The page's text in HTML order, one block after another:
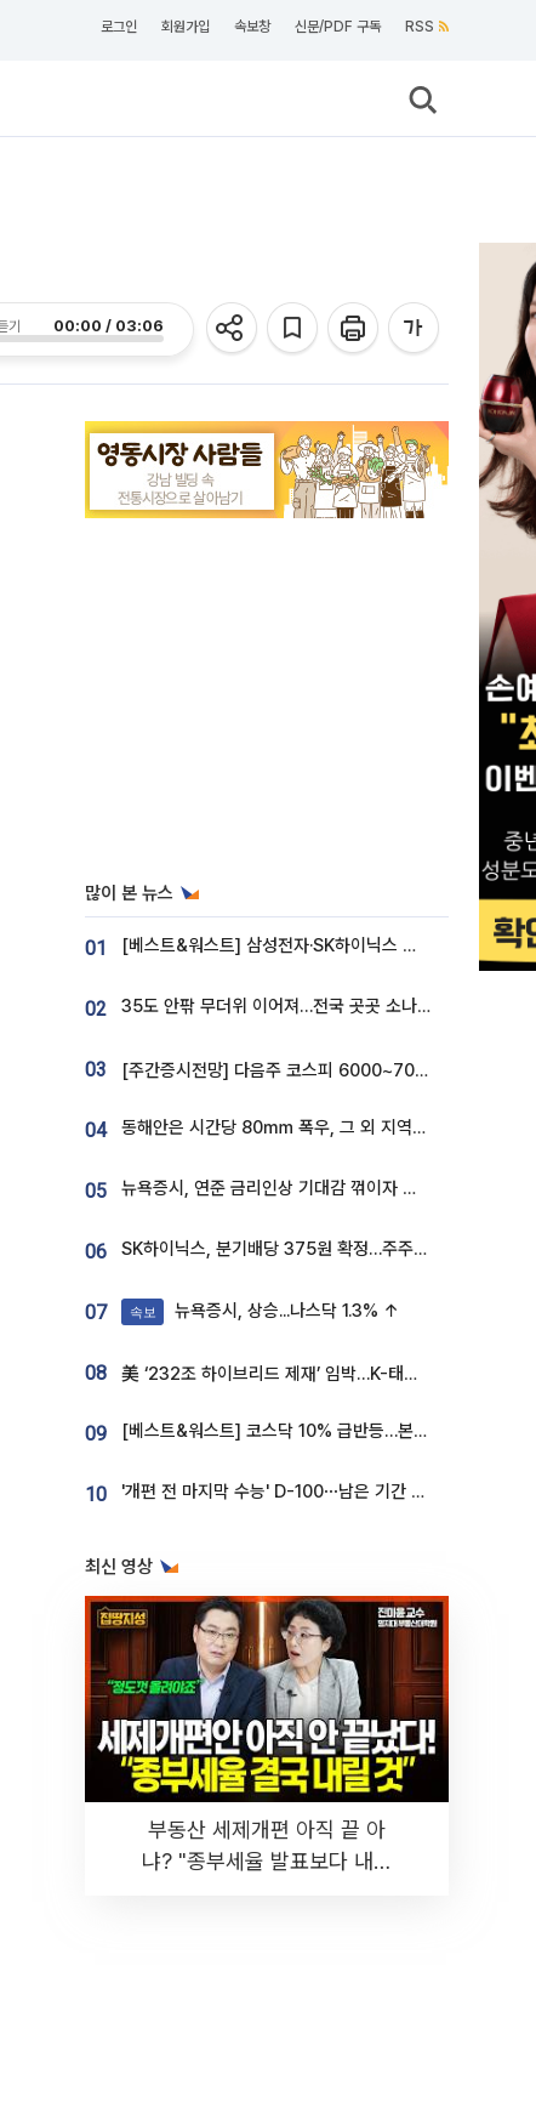
로그인 회원가입 속보창 신문/PDF 구독 RSS
기 00:00 / 03:06
많이 본 뉴스
01 [베스트&워스트] 삼성전자·SK하이닉스 밀린 한 주…상상인증권은 85% 급등
02 35도 안팎 무더위 이어져…전국 곳곳 소나기 [오늘 날씨]
03 [주간증시전망] 다음주 코스피 6000~7000⋯“外人 수급은 정책이 변수”
04 동해안은 시간당 80㎜ 폭우, 그 외 지역은 폭염…‘극과 극 날씨’
05 뉴욕증시, 연준 금리인상 기대감 꺾이자 상승...S&P500 사상 최고치 [종합]
06 SK하이닉스, 분기배당 375원 확정…주주환원책 9월로 앞당겨 발표
07 속보 뉴욕증시, 상승...나스닥 1.3% ↑
08 美 ‘232조 하이브리드 제재’ 임박…K-태양광, 불확실성 털고 날개 다나
09 [베스트&워스트] 코스닥 10% 급반등…본느, 최대주주 변경 기대에 270% 폭등
10 '개편 전 마지막 수능' D-100⋯남은 기간 성적 올릴 전략은
최신 영상
부동산 세제개편 아직 끝 아
냐? "종부세율 발표보다 내릴